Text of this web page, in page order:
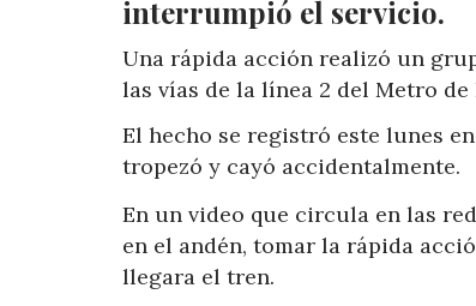
interrumpió el servicio.
Una rápida acción realizó un
las vías de la línea 2 del Metro de
El hecho se registró este lunes
tropezó y cayó accidentalmente.
En un video que circula en las
en el andén, tomar la rápida
llegara el tren.